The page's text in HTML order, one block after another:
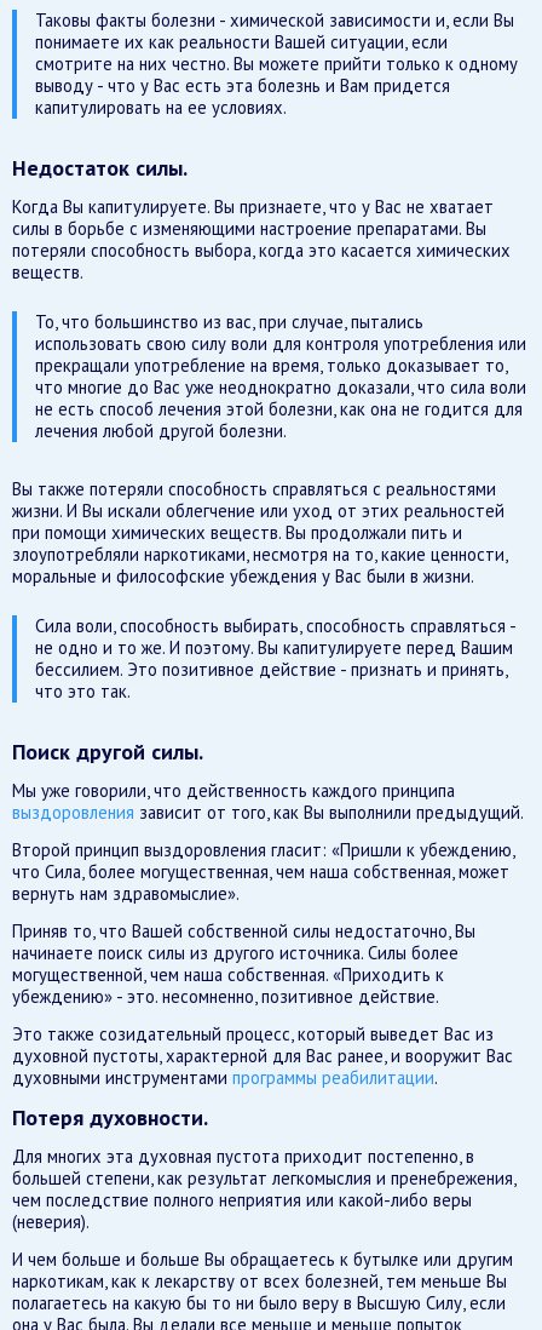
Таковы факты болезни - химической зависимости и, если Вы
понимаете их как реальности Вашей ситуации, если
смотрите на них честно. Вы можете прийти только к одному
выводу - что у Вас есть эта болезнь и Вам придется
капитулировать на ее условиях.
Недостаток силы.
Когда Вы капитулируете. Вы признаете, что у Вас не хватает
силы в борьбе с изменяющими настроение препаратами. Вы
потеряли способность выбора, когда это касается химических
веществ.
То, что большинство из вас, при случае, пытались
использовать свою силу воли для контроля употребления или
прекращали употребление на время, только доказывает то,
что многие до Вас уже неоднократно доказали, что сила воли
не есть способ лечения этой болезни, как она не годится для
лечения любой другой болезни.
Вы также потеряли способность справляться с реальностями
жизни. И Вы искали облегчение или уход от этих реальностей
при помощи химических веществ. Вы продолжали пить и
злоупотребляли наркотиками, несмотря на то, какие ценности,
моральные и философские убеждения у Вас были в жизни.
Сила воли, способность выбирать, способность справляться -
не одно и то же. И поэтому. Вы капитулируете перед Вашим
бессилием. Это позитивное действие - признать и принять,
что это так.
Поиск другой силы.
Мы уже говорили, что действенность каждого принципа
выздоровления зависит от того, как Вы выполнили предыдущий.
Второй принцип выздоровления гласит: «Пришли к убеждению,
что Сила, более могущественная, чем наша собственная, может
вернуть нам здравомыслие».
Приняв то, что Вашей собственной силы недостаточно, Вы
начинаете поиск силы из другого источника. Силы более
могущественной, чем наша собственная. «Приходить к
убеждению» - это. несомненно, позитивное действие.
Это также созидательный процесс, который выведет Вас из
духовной пустоты, характерной для Вас ранее, и вооружит Вас
духовными инструментами программы реабилитации.
Потеря духовности.
Для многих эта духовная пустота приходит постепенно, в
большей степени, как результат легкомыслия и пренебрежения,
чем последствие полного неприятия или какой-либо веры
(неверия).
И чем больше и больше Вы обращаетесь к бутылке или другим
наркотикам, как к лекарству от всех болезней, тем меньше Вы
полагаетесь на какую бы то ни было веру в Высшую Силу, если
она у Вас была. Вы делали все меньше и меньше попыток